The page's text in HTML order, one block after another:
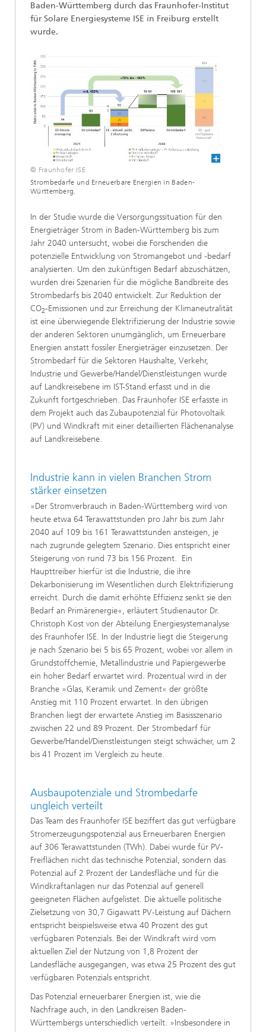
Baden-Württemberg durch das Fraunhofer-Institut
für Solare Energiesysteme ISE in Freiburg erstellt
wurde.
© Fraunhofer ISE
Strombedarfe und Erneuerbare Energien in Baden-
Württemberg.
In der Studie wurde die Versorgungssituation für den
Energieträger Strom in Baden-Württemberg bis zum
Jahr 2040 untersucht, wobei die Forschenden die
potenzielle Entwicklung von Stromangebot und -bedarf
analysierten. Um den zukünftigen Bedarf abzuschätzen,
wurden drei Szenarien für die mögliche Bandbreite des
Strombedarfs bis 2040 entwickelt. Zur Reduktion der
CO2-Emissionen und zur Erreichung der Klimaneutralität
ist eine überwiegende Elektrifizierung der Industrie sowie
der anderen Sektoren unumgänglich, um Erneuerbare
Energien anstatt fossiler Energieträger einzusetzen. Der
Strombedarf für die Sektoren Haushalte, Verkehr,
Industrie und Gewerbe/Handel/Dienstleistungen wurde
auf Landkreisebene im IST-Stand erfasst und in die
Zukunft fortgeschrieben. Das Fraunhofer ISE erfasste in
dem Projekt auch das Zubaupotenzial für Photovoltaik
(PV) und Windkraft mit einer detaillierten Flächenanalyse
auf Landkreisebene.
Industrie kann in vielen Branchen Strom
stärker einsetzen
»Der Stromverbrauch in Baden-Württemberg wird von
heute etwa 64 Terawattstunden pro Jahr bis zum Jahr
2040 auf 109 bis 161 Terawattstunden ansteigen, je
nach zugrunde gelegtem Szenario. Dies entspricht einer
Steigerung von rund 73 bis 156 Prozent. Ein
Haupttreiber hierfür ist die Industrie, die ihre
Dekarbonisierung im Wesentlichen durch Elektrifizierung
erreicht. Durch die damit erhöhte Effizienz senkt sie den
Bedarf an Primärenergie«, erläutert Studienautor Dr.
Christoph Kost von der Abteilung Energiesystemanalyse
des Fraunhofer ISE. In der Industrie liegt die Steigerung
je nach Szenario bei 5 bis 65 Prozent, wobei vor allem in
Grundstoffchemie, Metallindustrie und Papiergewerbe
ein hoher Bedarf erwartet wird. Prozentual wird in der
Branche »Glas, Keramik und Zement« der größte
Anstieg mit 110 Prozent erwartet. In den übrigen
Branchen liegt der erwartete Anstieg im Basisszenario
zwischen 22 und 89 Prozent. Der Strombedarf für
Gewerbe/Handel/Dienstleistungen steigt schwächer, um 2
bis 41 Prozent im Vergleich zu heute.
Ausbaupotenziale und Strombedarfe
ungleich verteilt
Das Team des Fraunhofer ISE beziffert das gut verfügbare
Stromerzeugungspotenzial aus Erneuerbaren Energien
auf 306 Terawattstunden (TWh). Dabei wurde für PV-
Freiflächen nicht das technische Potenzial, sondern das
Potenzial auf 2 Prozent der Landesfläche und für die
Windkraftanlagen nur das Potenzial auf generell
geeigneten Flächen aufgelistet. Die aktuelle politische
Zielsetzung von 30,7 Gigawatt PV-Leistung auf Dächern
entspricht beispielsweise etwa 40 Prozent des gut
verfügbaren Potenzials. Bei der Windkraft wird vom
aktuellen Ziel der Nutzung von 1,8 Prozent der
Landesfläche ausgegangen, was etwa 25 Prozent des gut
verfügbaren Potenzials entspricht.
Das Potenzial erneuerbarer Energien ist, wie die
Nachfrage auch, in den Landkreisen Baden-
Württembergs unterschiedlich verteilt. »Insbesondere in